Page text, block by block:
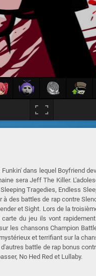
dans lequel Boyfriend
sera Jeff The Killer.
Tragedies, Endless
des battles de rap contre
et Sight. Lors de la
du jeu ils vont
les chansons Champion
et terrifiant sur la
battle de rap bonus
No Hed Red et Lullaby.